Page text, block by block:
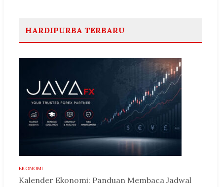
HARDIPURBA TERBARU
EKONOMI
Kalender Ekonomi: Panduan Membaca Jadwal